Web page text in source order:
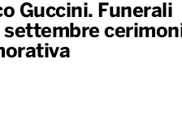
Guccini. Funerali
settembre